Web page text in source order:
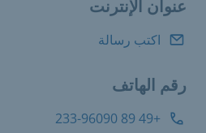
عنوان الإنترنت
اكتب رسالة
رقم الهاتف
+49 89 233-96090